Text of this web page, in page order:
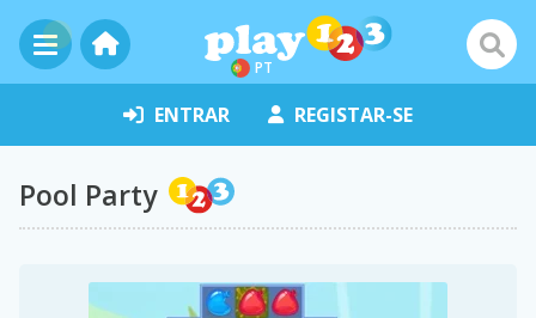
PT
ENTRAR REGISTAR-SE
Pool Party